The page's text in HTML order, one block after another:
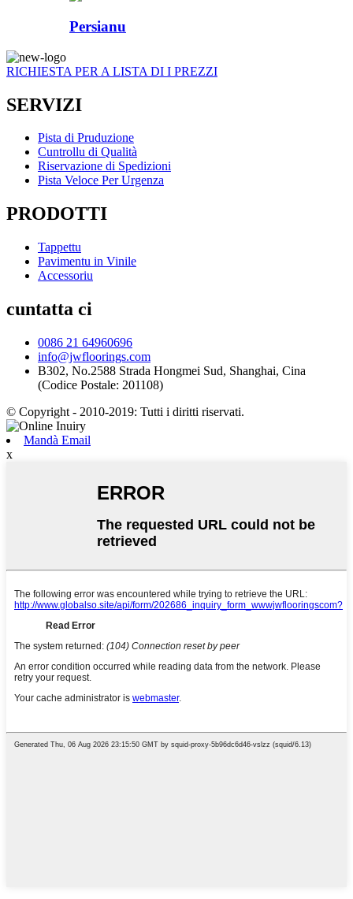
Persianu
RICHIESTA PER A LISTA DI I PREZZI
SERVIZI
Pista di Pruduzione
Cuntrollu di Qualità
Riservazione di Spedizioni
Pista Veloce Per Urgenza
PRODOTTI
Tappettu
Pavimentu in Vinile
Accessoriu
cuntatta ci
0086 21 64960696
info@jwfloorings.com
B302, No.2588 Strada Hongmei Sud, Shanghai, Cina
(Codice Postale: 201108)
© Copyright - 2010-2019: Tutti i diritti riservati.
Mandà Email
x